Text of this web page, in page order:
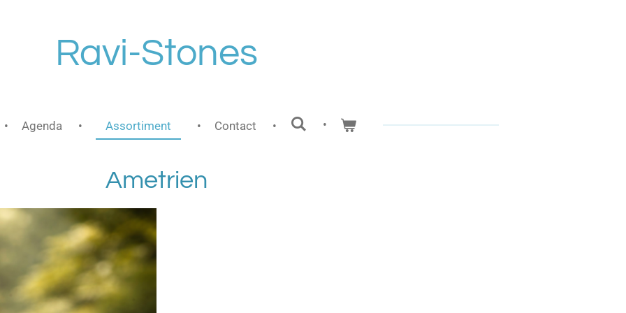
Ravi-Stones
Agenda Assortiment Contact
Ametrien